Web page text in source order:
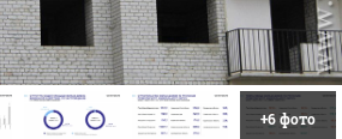
+6 фото